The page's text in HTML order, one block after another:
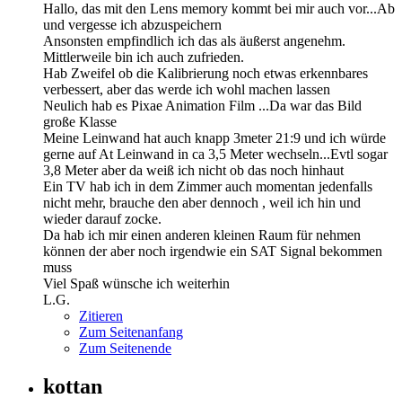
Hallo, das mit den Lens memory kommt bei mir auch vor...Ab
und vergesse ich abzuspeichern
Ansonsten empfindlich ich das als äußerst angenehm.
Mittlerweile bin ich auch zufrieden.
Hab Zweifel ob die Kalibrierung noch etwas erkennbares
verbessert, aber das werde ich wohl machen lassen
Neulich hab es Pixae Animation Film ...Da war das Bild
große Klasse
Meine Leinwand hat auch knapp 3meter 21:9 und ich würde
gerne auf At Leinwand in ca 3,5 Meter wechseln...Evtl sogar
3,8 Meter aber da weiß ich nicht ob das noch hinhaut
Ein TV hab ich in dem Zimmer auch momentan jedenfalls
nicht mehr, brauche den aber dennoch , weil ich hin und
wieder darauf zocke.
Da hab ich mir einen anderen kleinen Raum für nehmen
können der aber noch irgendwie ein SAT Signal bekommen
muss
Viel Spaß wünsche ich weiterhin
L.G.
Zitieren
Zum Seitenanfang
Zum Seitenende
kottan